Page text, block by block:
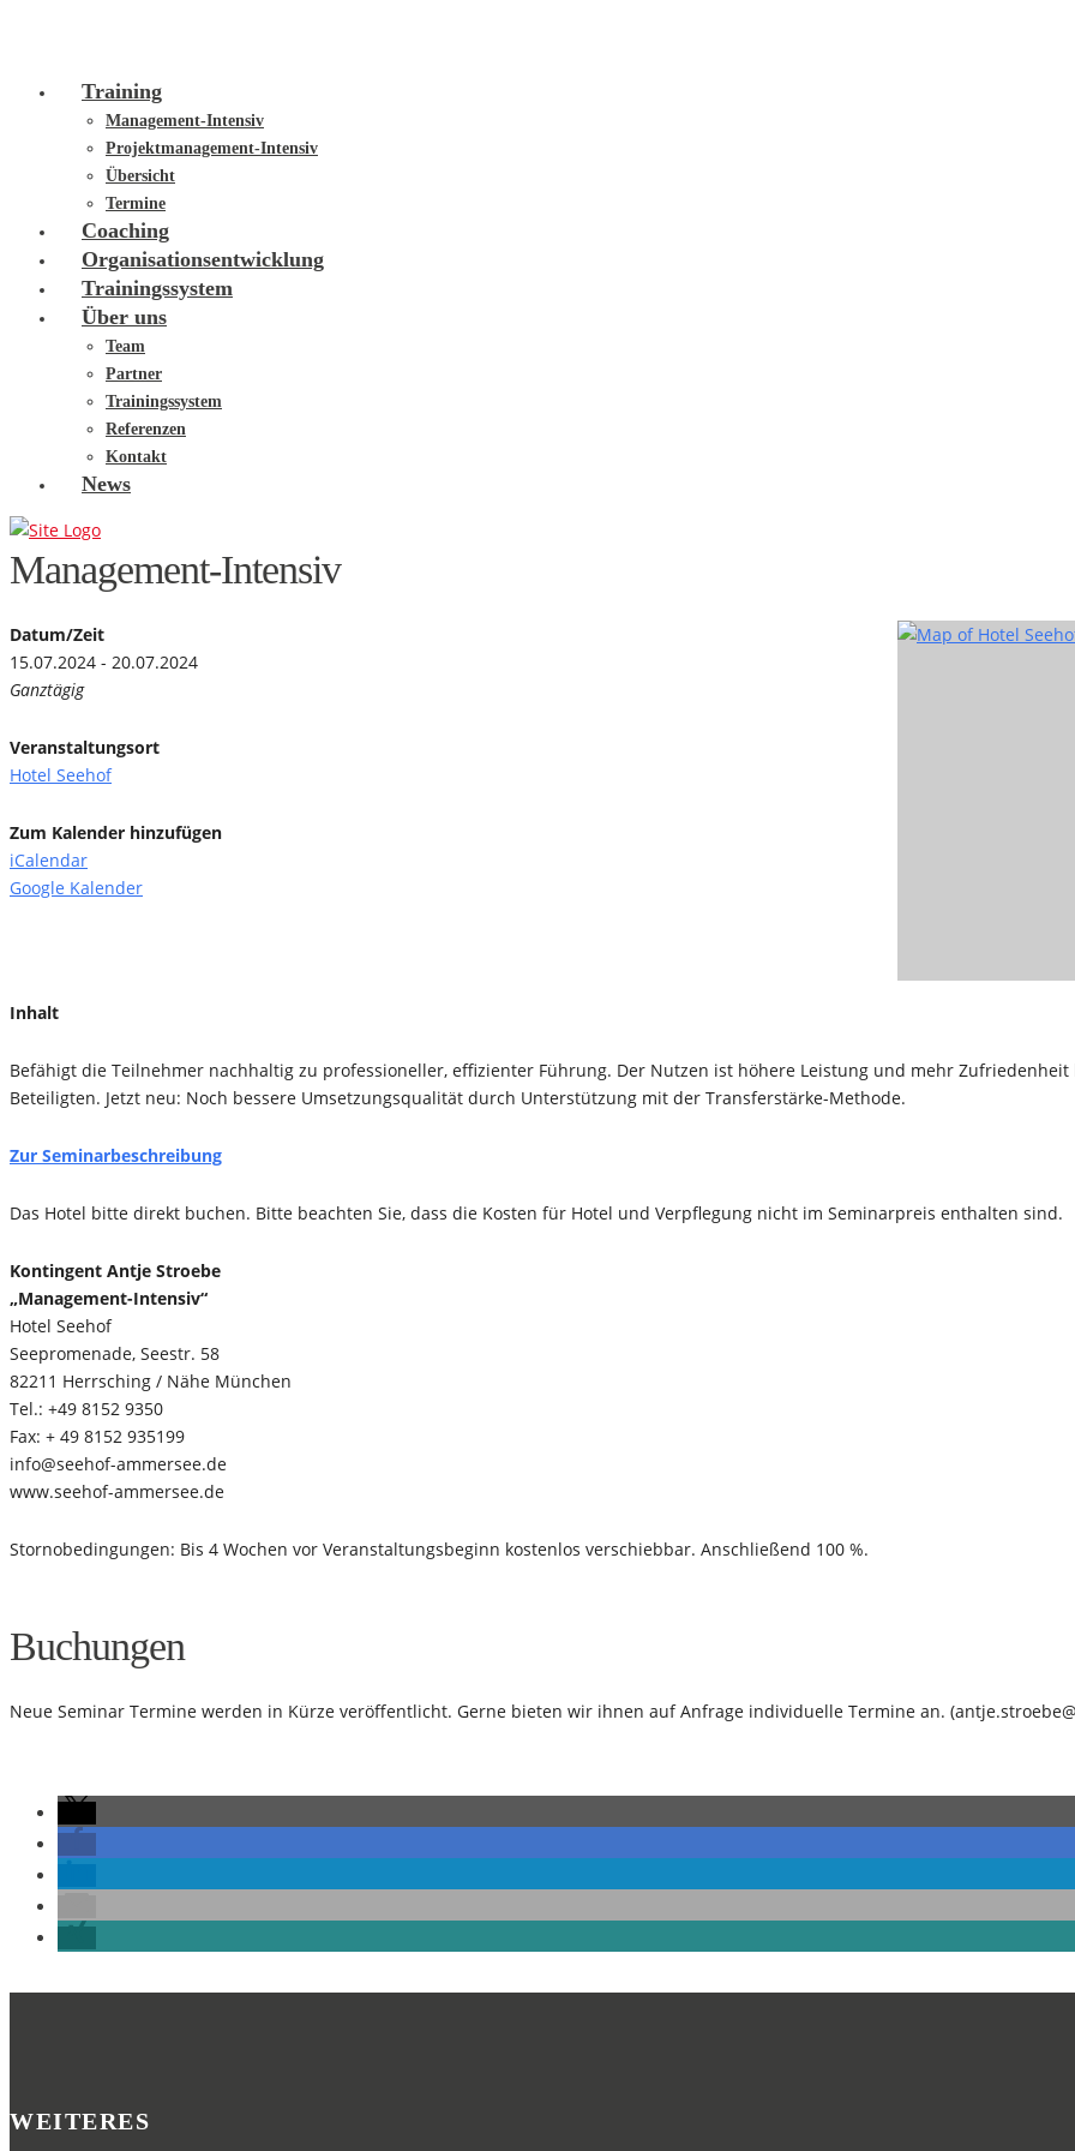
Training
Management-Intensiv
Projektmanagement-Intensiv
Übersicht
Termine
Coaching
Organisationsentwicklung
Trainingssystem
Über uns
Team
Partner
Trainingssystem
Referenzen
Kontakt
News
Management-Intensiv
Datum/Zeit
15.07.2024 - 20.07.2024
Ganztägig
Veranstaltungsort
Hotel Seehof
Zum Kalender hinzufügen
iCalendar
Google Kalender
Inhalt
Befähigt die Teilnehmer nachhaltig zu professioneller, effizienter Führung. Der Nutzen ist höhere Leistung und mehr
Beteiligten. Jetzt neu: Noch bessere Umsetzungsqualität durch Unterstützung mit der Transferstärke-Methode.
Zur Seminarbeschreibung
Das Hotel bitte direkt buchen. Bitte beachten Sie, dass die Kosten für Hotel und Verpflegung nicht im Seminarpreis enthalten sind.
Kontingent Antje Stroebe
„Management-Intensiv“
Hotel Seehof
Seepromenade, Seestr. 58
82211 Herrsching / Nähe München
Tel.: +49 8152 9350
Fax: + 49 8152 935199
info@seehof-ammersee.de
www.seehof-ammersee.de
Stornobedingungen: Bis 4 Wochen vor Veranstaltungsbeginn kostenlos verschiebbar. Anschließend 100 %.
Buchungen
Neue Seminar Termine werden in Kürze veröffentlicht. Gerne bieten wir ihnen auf Anfrage individuelle Termine an. (
WEITERES